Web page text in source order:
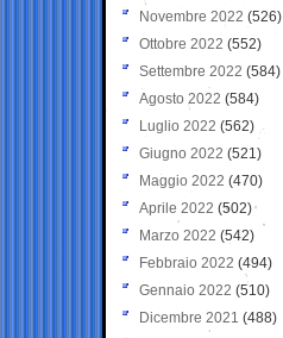
Novembre 2022 (526)
Ottobre 2022 (552)
Settembre 2022 (584)
Agosto 2022 (584)
Luglio 2022 (562)
Giugno 2022 (521)
Maggio 2022 (470)
Aprile 2022 (502)
Marzo 2022 (542)
Febbraio 2022 (494)
Gennaio 2022 (510)
Dicembre 2021 (488)